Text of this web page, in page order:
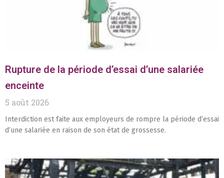
Rupture de la période d’essai d’une salariée
enceinte
5 août 2026
Interdiction est faite aux employeurs de rompre la période d’essai
d’une salariée en raison de son état de grossesse.